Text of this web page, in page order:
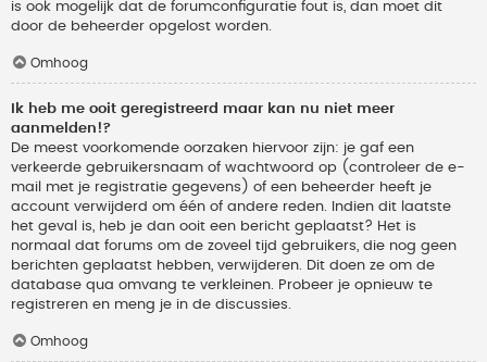
is ook mogelijk dat de forumconfiguratie fout is, dan moet dit
door de beheerder opgelost worden.
Omhoog
Ik heb me ooit geregistreerd maar kan nu niet meer
aanmelden!?
De meest voorkomende oorzaken hiervoor zijn: je gaf een
verkeerde gebruikersnaam of wachtwoord op (controleer de e-
mail met je registratie gegevens) of een beheerder heeft je
account verwijderd om één of andere reden. Indien dit laatste
het geval is, heb je dan ooit een bericht geplaatst? Het is
normaal dat forums om de zoveel tijd gebruikers, die nog geen
berichten geplaatst hebben, verwijderen. Dit doen ze om de
database qua omvang te verkleinen. Probeer je opnieuw te
registreren en meng je in de discussies.
Omhoog